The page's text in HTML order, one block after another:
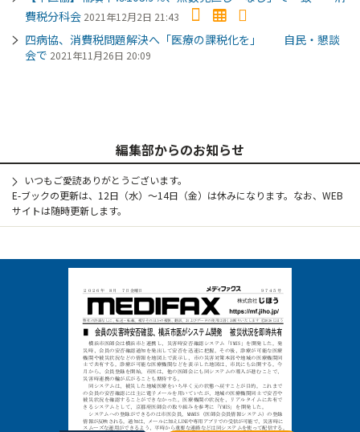
費税分科会 2021年12月2日 21:43
四病協、消費税問題解決へ「医療の課税化を」 自民・懇談
会で 2021年11月26日 20:09
編集部からのお知らせ
いつもご愛読ありがとうございます。
E-ブックの更新は、12日（水）～14日（金）は休みになります。なお、WEB
サイトは随時更新します。